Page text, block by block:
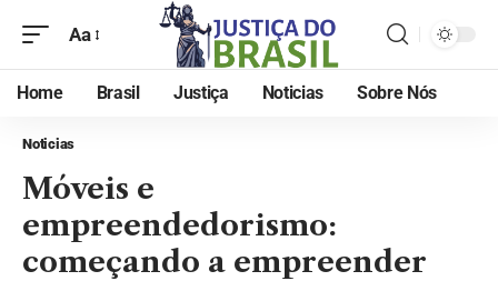
Aa
Home Brasil Justiça Noticias Sobre Nós
Noticias
Móveis e
empreendedorismo:
começando a empreender